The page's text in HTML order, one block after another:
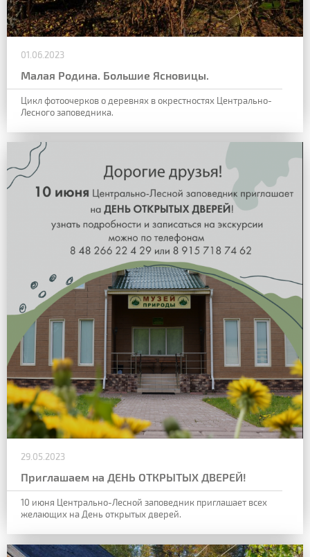
01.06.2023
Малая Родина. Большие Ясновицы.
Цикл фотоочерков о деревнях в окрестностях Центрально-
Лесного заповедника.
29.05.2023
Приглашаем на ДЕНЬ ОТКРЫТЫХ ДВЕРЕЙ!
10 июня Центрально-Лесной заповедник приглашает всех
желающих на День открытых дверей.